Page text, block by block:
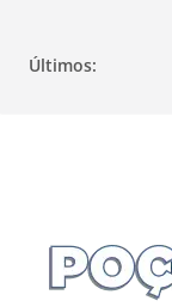
Últimos: